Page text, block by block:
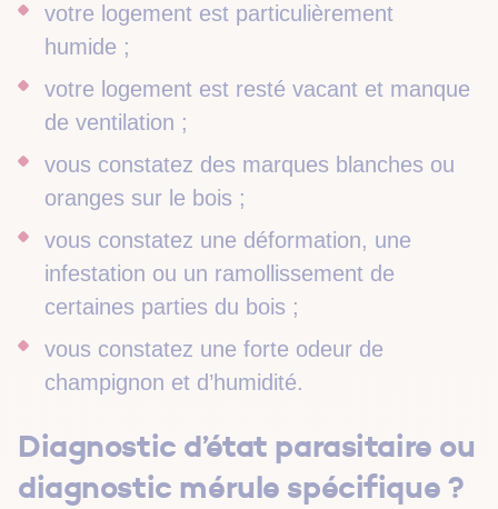
votre logement est particulièrement
humide ;
votre logement est resté vacant et manque
de ventilation ;
vous constatez des marques blanches ou
oranges sur le bois ;
vous constatez une déformation, une
infestation ou un ramollissement de
certaines parties du bois ;
vous constatez une forte odeur de
champignon et d’humidité.
Diagnostic d’état parasitaire ou
diagnostic mérule spécifique ?